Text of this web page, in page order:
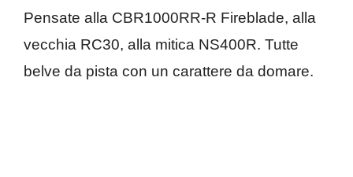
Pensate alla CBR1000RR-R Fireblade, alla
vecchia RC30, alla mitica NS400R. Tutte
belve da pista con un carattere da domare.